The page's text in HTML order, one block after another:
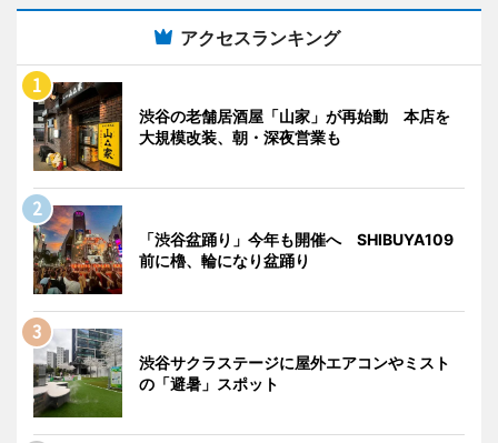
アクセスランキング
渋谷の老舗居酒屋「山家」が再始動 本店を
大規模改装、朝・深夜営業も
「渋谷盆踊り」今年も開催へ SHIBUYA109
前に櫓、輪になり盆踊り
渋谷サクラステージに屋外エアコンやミスト
の「避暑」スポット